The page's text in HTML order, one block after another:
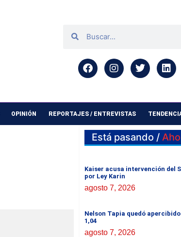
OPINIÓN REPORTAJES / ENTREVISTAS
Está pasando /
Kaiser acusa intervención del
por Ley Karin
agosto 7, 2026
Nelson Tapia quedó
1,04
agosto 7, 2026